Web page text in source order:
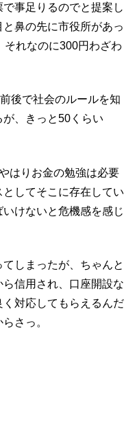
事足りるのでと提案し
鼻の先に市役所があっ
れなのに300円わざわ
後で社会のルールを知
、きっと50くらい
はりお金の勉強は必要
してそこに存在してい
けないと危機感を感じ
しまったが、ちゃんと
信用され、口座開設な
対応してもらえるんだ
さっ。